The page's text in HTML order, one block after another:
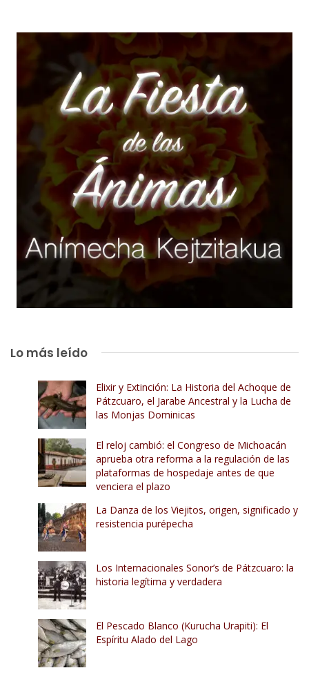
Lo más leído
Elixir y Extinción: La Historia del Achoque de
Pátzcuaro, el Jarabe Ancestral y la Lucha de
las Monjas Dominicas
El reloj cambió: el Congreso de Michoacán
aprueba otra reforma a la regulación de las
plataformas de hospedaje antes de que
venciera el plazo
La Danza de los Viejitos, origen, significado y
resistencia purépecha
Los Internacionales Sonor’s de Pátzcuaro: la
historia legítima y verdadera
El Pescado Blanco (Kurucha Urapiti): El
Espíritu Alado del Lago